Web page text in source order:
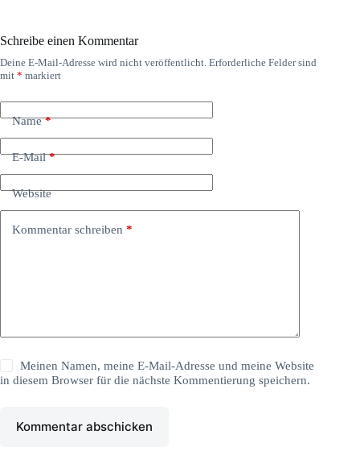
Schreibe einen Kommentar
Deine E-Mail-Adresse wird nicht veröffentlicht. Erforderliche Felder sind
mit * markiert
Name*
E-Mail*
Website
Kommentar schreiben *
Meinen Namen, meine E-Mail-Adresse und meine Website
in diesem Browser für die nächste Kommentierung speichern.
Kommentar abschicken